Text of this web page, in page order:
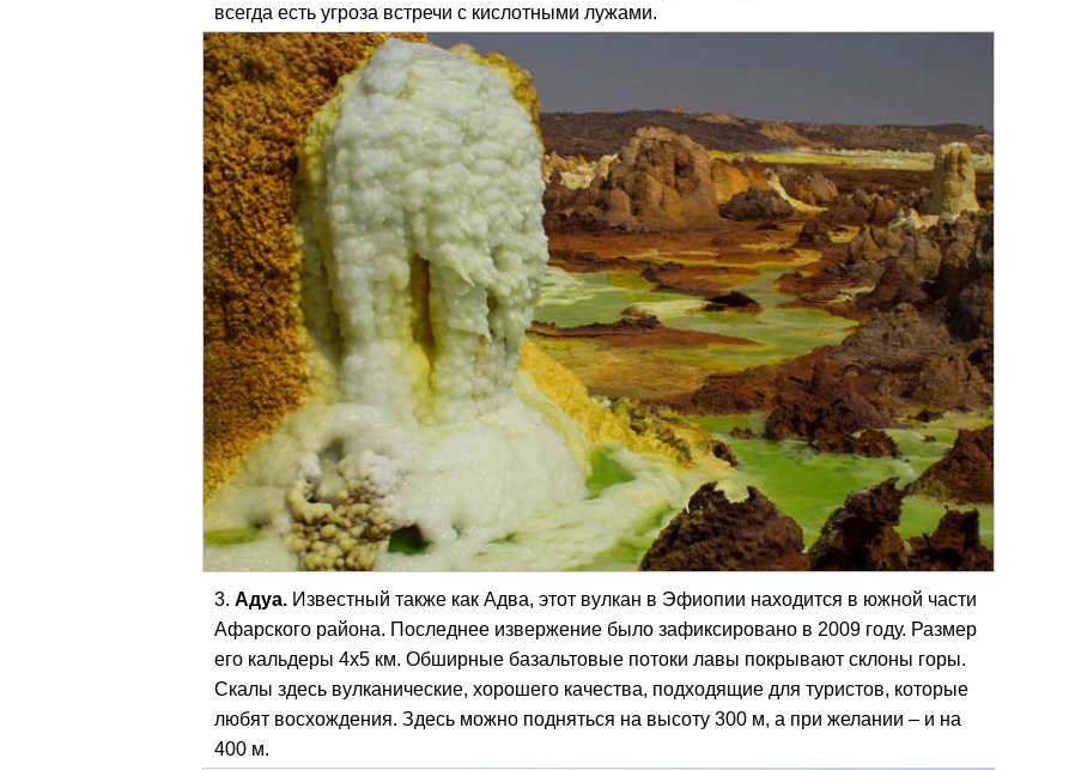
всегда есть угроза встречи с кислотными лужами.
Адуа. Известный также как Адва, этот вулкан в Эфиопии находится в южной части
Афарского района. Последнее извержение было зафиксировано в 2009 году. Размер
его кальдеры 4х5 км. Обширные базальтовые потоки лавы покрывают склоны горы.
Скалы здесь вулканические, хорошего качества, подходящие для туристов, которые
любят восхождения. Здесь можно подняться на высоту 300 м, а при желании – и на
400 м.